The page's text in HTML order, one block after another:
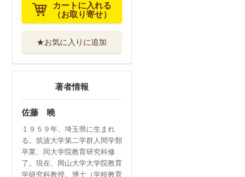
カートに入れる
（お取り寄せ）
★お気に入りに追加
著者情報
佐藤 曉
１９５９年、埼玉県に生まれ
る。筑波大学第二学群人間学類
卒業、同大学院教育研究科修
了。現在、岡山大学大学院教育
学研究科教授。博士（学校教育